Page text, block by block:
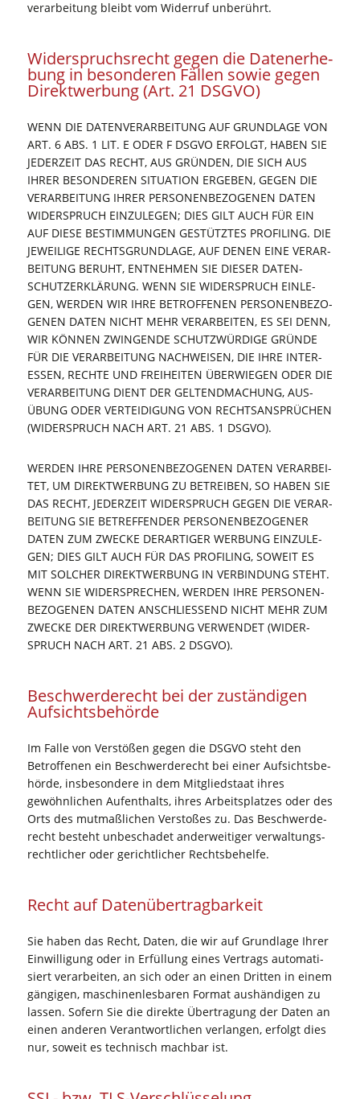
ver­ar­bei­tung bleibt vom Wider­ruf unberührt.
Wider­spruchs­recht gegen die Daten­er­he­
bung in beson­de­ren Fäl­len sowie gegen
Direkt­wer­bung (Art. 21 DSGVO)
WENN DIE DATEN­VER­AR­BEI­TUNG AUF GRUND­LA­GE VON
ART. 6 ABS. 1 LIT. E ODER F DSGVO ERFOLGT, HABEN SIE
JEDER­ZEIT DAS RECHT, AUS GRÜN­DEN, DIE SICH AUS
IHRER BESON­DE­REN SITUA­TI­ON ERGE­BEN, GEGEN DIE
VER­AR­BEI­TUNG IHRER PER­SO­NEN­BE­ZO­GE­NEN DATEN
WIDER­SPRUCH EIN­ZU­LE­GEN; DIES GILT AUCH FÜR EIN
AUF DIE­SE BESTIM­MUN­GEN GESTÜTZ­TES PRO­FIL­ING. DIE
JEWEI­LI­GE RECHTS­GRUND­LA­GE, AUF DENEN EINE VER­AR­
BEI­TUNG BERUHT, ENT­NEH­MEN SIE DIE­SER DATEN­
SCHUTZ­ER­KLÄ­RUNG. WENN SIE WIDER­SPRUCH EIN­LE­
GEN, WER­DEN WIR IHRE BETROF­FE­NEN PER­SO­NEN­BE­ZO­
GE­NEN DATEN NICHT MEHR VER­AR­BEI­TEN, ES SEI DENN,
WIR KÖN­NEN ZWIN­GEN­DE SCHUTZ­WÜR­DI­GE GRÜN­DE
FÜR DIE VER­AR­BEI­TUNG NACH­WEI­SEN, DIE IHRE INTER­
ES­SEN, RECH­TE UND FREI­HEI­TEN ÜBER­WIE­GEN ODER DIE
VER­AR­BEI­TUNG DIENT DER GEL­TEND­MA­CHUNG, AUS­
ÜBUNG ODER VER­TEI­DI­GUNG VON RECHTS­AN­SPRÜ­CHEN
(WIDER­SPRUCH NACH ART. 21 ABS. 1 DSGVO).
WER­DEN IHRE PER­SO­NEN­BE­ZO­GE­NEN DATEN VER­AR­BEI­
TET, UM DIREKT­WER­BUNG ZU BETREI­BEN, SO HABEN SIE
DAS RECHT, JEDER­ZEIT WIDER­SPRUCH GEGEN DIE VER­AR­
BEI­TUNG SIE BETREF­FEN­DER PER­SO­NEN­BE­ZO­GE­NER
DATEN ZUM ZWE­CKE DER­AR­TI­GER WER­BUNG EIN­ZU­LE­
GEN; DIES GILT AUCH FÜR DAS PRO­FIL­ING, SOWEIT ES
MIT SOL­CHER DIREKT­WER­BUNG IN VER­BIN­DUNG STEHT.
WENN SIE WIDER­SPRE­CHEN, WER­DEN IHRE PER­SO­NEN­
BE­ZO­GE­NEN DATEN ANSCHLIES­SEND NICHT MEHR ZUM
ZWE­CKE DER DIREKT­WER­BUNG VER­WEN­DET (WIDER­
SPRUCH NACH ART. 21 ABS. 2 DSGVO).
Beschwer­de­recht bei der zustän­di­gen
Aufsichtsbehörde
Im Fal­le von Ver­stö­ßen gegen die DSGVO steht den
Betrof­fe­nen ein Beschwer­de­recht bei einer Auf­sichts­be­
hör­de, ins­be­son­de­re in dem Mit­glied­staat ihres
gewöhn­li­chen Auf­ent­halts, ihres Arbeits­plat­zes oder des
Orts des mut­maß­li­chen Ver­sto­ßes zu. Das Beschwer­de­
recht besteht unbe­scha­det ander­wei­ti­ger ver­wal­tungs­
recht­li­cher oder gericht­li­cher Rechtsbehelfe.
Recht auf Datenübertragbarkeit
Sie haben das Recht, Daten, die wir auf Grund­la­ge Ihrer
Ein­wil­li­gung oder in Erfül­lung eines Ver­trags auto­ma­ti­
siert ver­ar­bei­ten, an sich oder an einen Drit­ten in einem
gän­gi­gen, maschi­nen­les­ba­ren For­mat aus­hän­di­gen zu
las­sen. Sofern Sie die direk­te Über­tra­gung der Daten an
einen ande­ren Ver­ant­wort­li­chen ver­lan­gen, erfolgt dies
nur, soweit es tech­nisch mach­bar ist.